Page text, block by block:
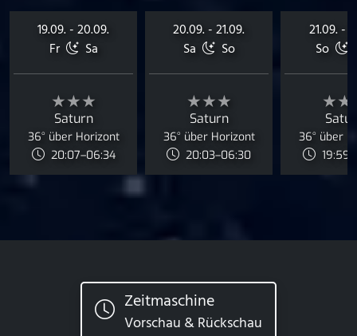
19.09. - 20.09.
Fr
Sa
★★★
Saturn
36° über Horizont
20:07–06:34
20.09. - 21.09.
Sa
So
★★★
Saturn
36° über Horizont
20:03–06:30
21.09. -
So
36° über
Zeitmaschine
Vorschau & Rückschau